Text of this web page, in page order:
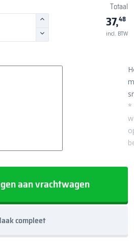
Totaal
37,48
incl. BTW
*
aan vrachtwagen
compleet